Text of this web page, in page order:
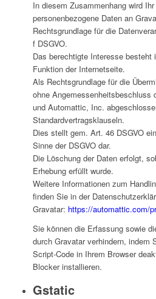
In diesem Zusammenhang wird
personenbezogene Daten an
Rechtsgrundlage für die
f DSGVO.
Das berechtigte Interesse besteht
Funktion der Internetseite.
Als Rechtsgrundlage für die
ohne Angemessenheitsbeschluss
und Automattic, Inc.
Standardvertragsklauseln.
Dies stellt gem. Art. 46 DSGVO
Sinne der DSGVO dar.
Die Löschung der Daten erfolgt,
Erhebung erfüllt wurde.
Weitere Informationen zum
finden Sie in der
Gravatar: https://automattic.com/
Sie können die Erfassung sowie
durch Gravatar verhindern, indem
Script-Code in Ihrem Browser
Blocker installieren.
Gstatic